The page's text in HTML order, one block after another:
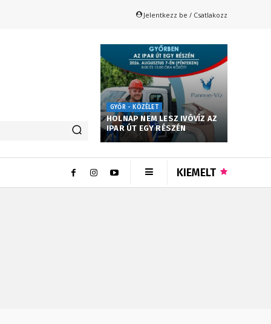
Jelentkezz be / Csatlakozz
GYŐR - KÖZÉLET
HOLNAP NEM LESZ IVÓVÍZ AZ
IPAR ÚT EGY RÉSZÉN
KIEMELT